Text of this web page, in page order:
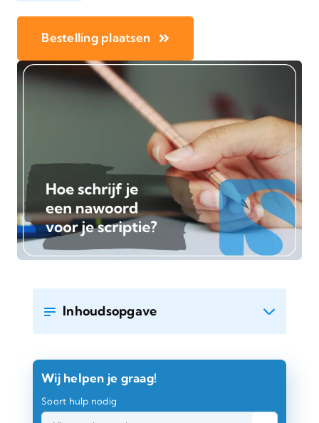
Bestelling plaatsen
Inhoudsopgave
Wij helpen je graag!
Soort hulp nodig